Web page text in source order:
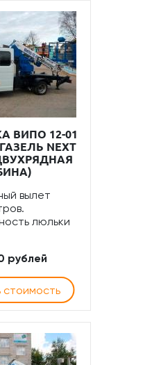
ВИПО 12-01
NEXT
вылет
люльки
рублей
стоимость